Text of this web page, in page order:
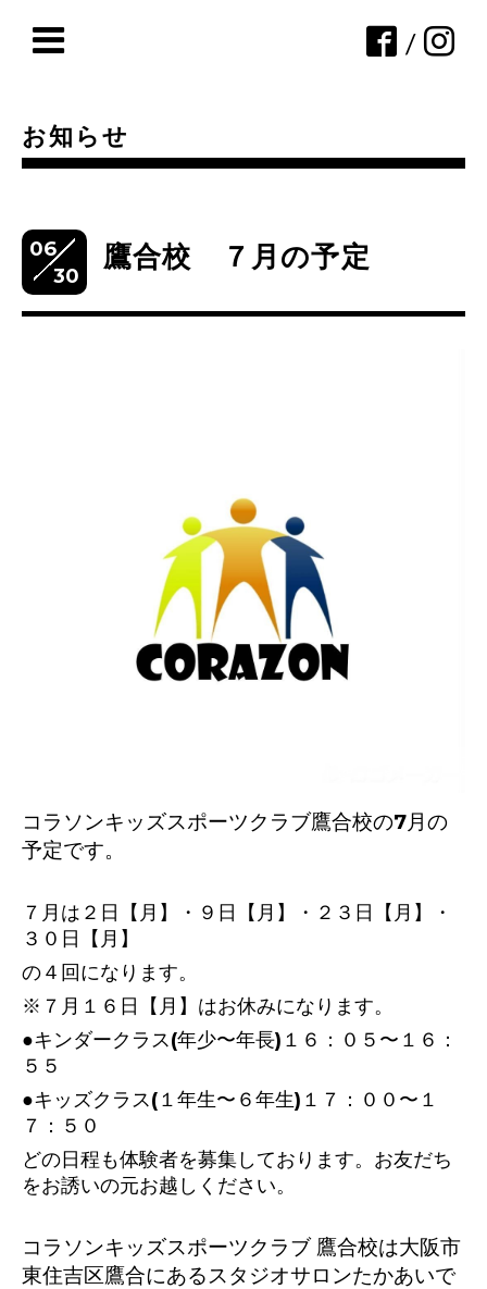
/
お知らせ
06
30
鷹合校 ７月の予定
コラソンキッズスポーツクラブ鷹合校の7月の
予定です。
７月は２日【月】・９日【月】・２３日【月 】・
３０日【月】
の４回になります。
※７月１６日【月】はお休みになります。
●キンダークラス(年少〜年長)１６：０５〜１６：
５５
●キッズクラス(１年生〜６年生)１７：００〜１
７：５０
どの日程も体験者を募集しております。お友だち
をお誘いの元お越しください。
コラソンキッズスポーツクラブ 鷹合校は大阪市
東住吉区鷹合にあるスタジオサロンたかあいで